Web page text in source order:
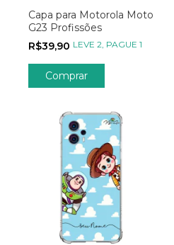
Capa para Motorola Moto
G23 Profissões
R$39,90 LEVE 2, PAGUE 1
Comprar